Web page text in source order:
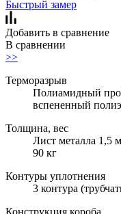
Быстрый замер
Добавить в сравнение
В сравнении
>>
Терморазрыв
Полиамидный
вспененный
Толщина, вес
Лист металла 1,5
90 кг
Контуры уплотнения
3 контура
Конструкция короба